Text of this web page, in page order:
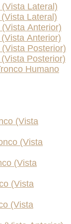
Lateral)
Lateral)
Anterior)
Anterior)
Posterior)
Posterior)
Humano
(Vista
(Vista
(Vista
(Vista
(Vista